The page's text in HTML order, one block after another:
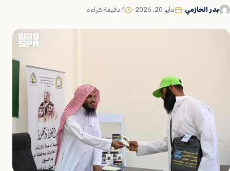
بدر الحازمي• مايو 20, 2026 • 1 دقيقة قراءة